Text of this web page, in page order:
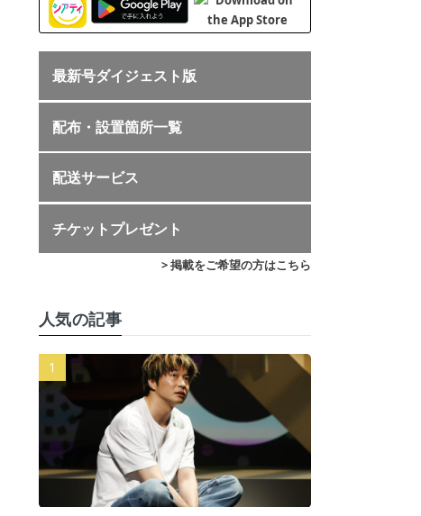
最新号ダイジェスト版
配布・設置箇所一覧
配送サービス
チケットプレゼント
> 掲載をご希望の方はこちら
人気の記事